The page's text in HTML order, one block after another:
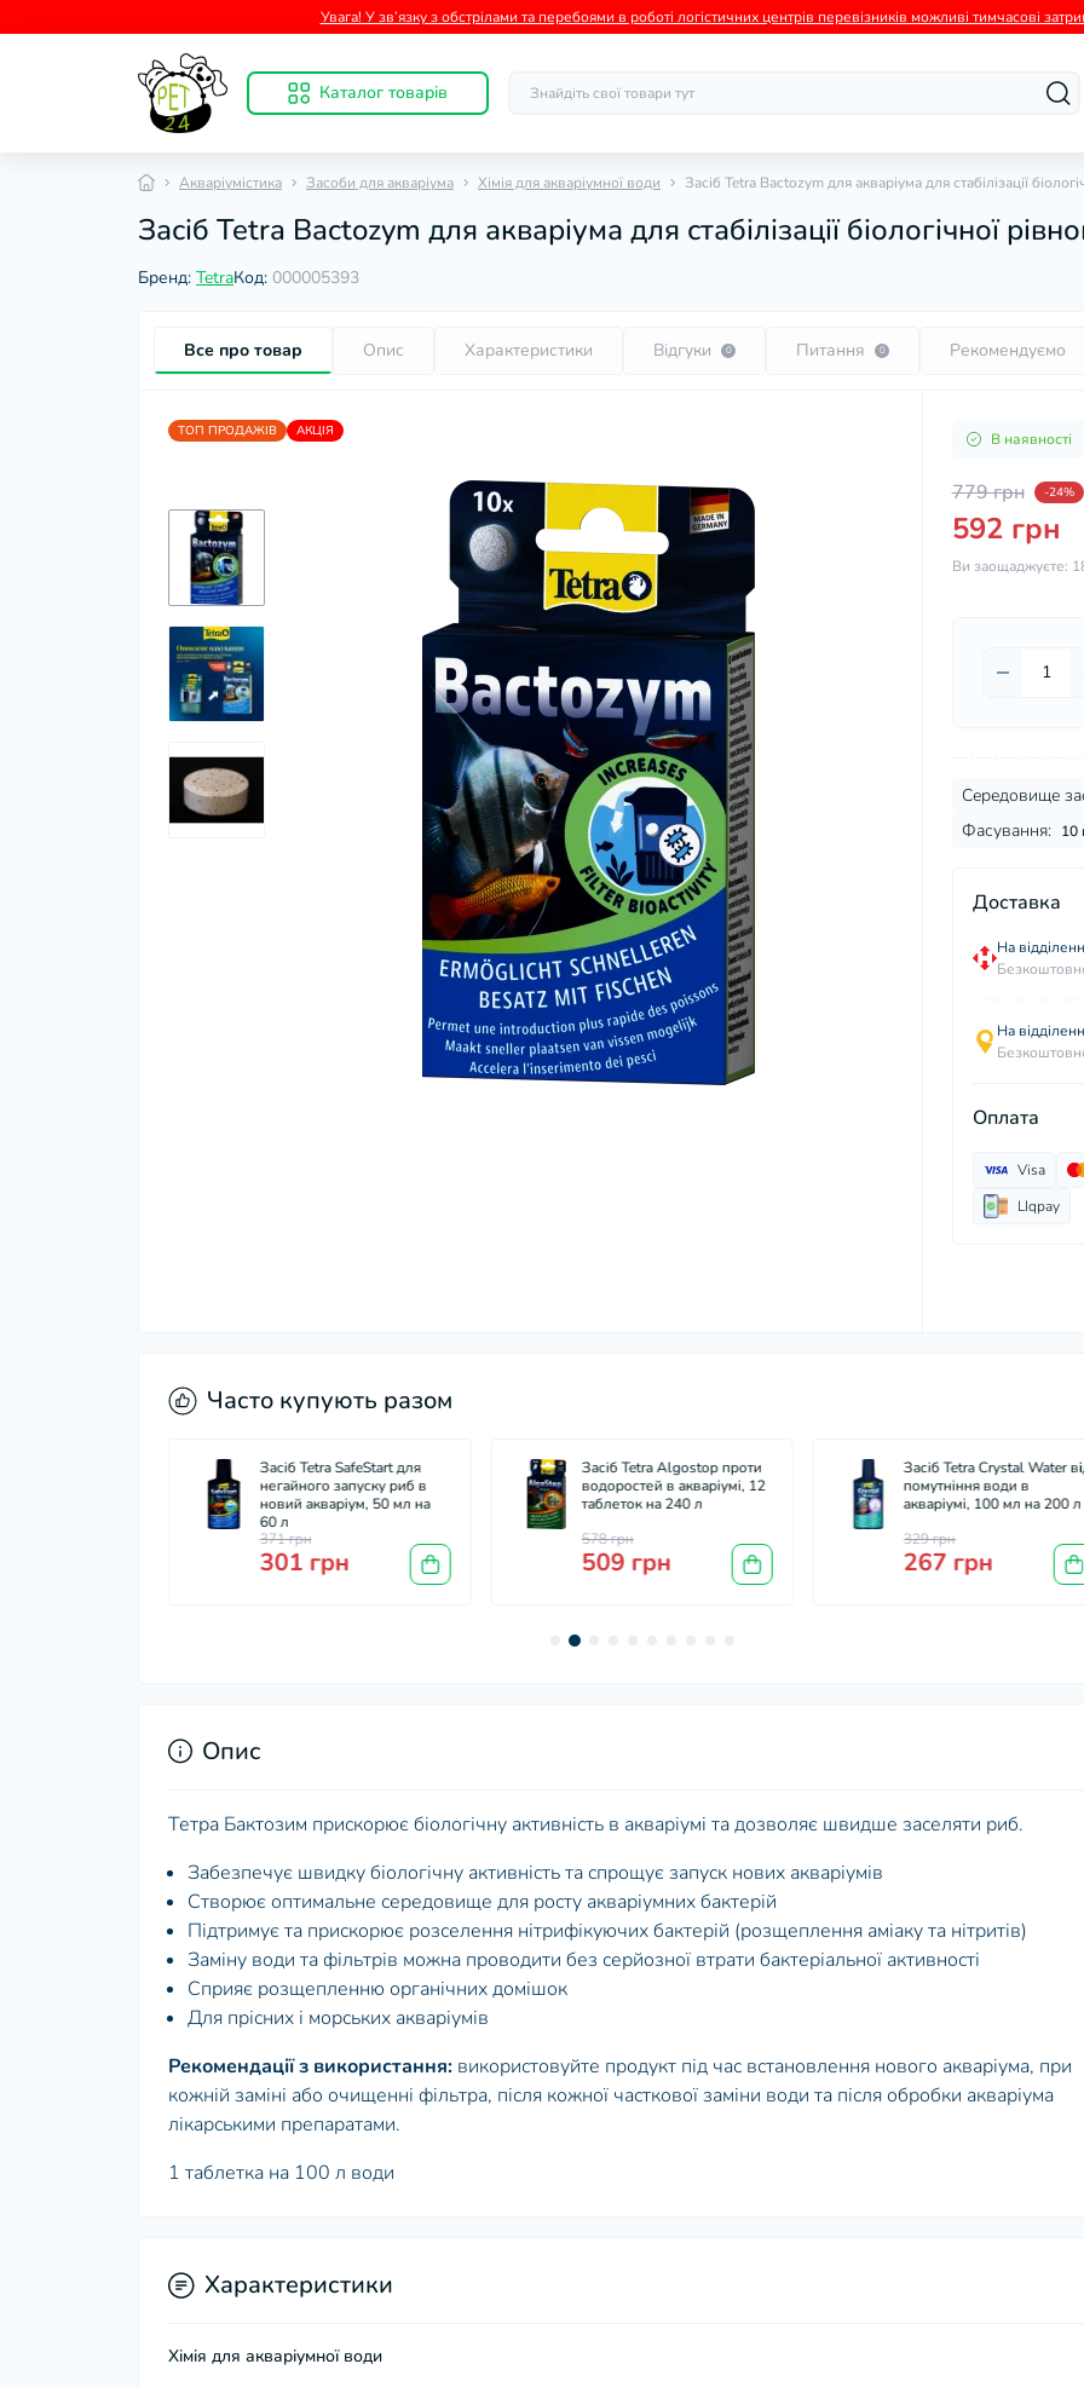
Увага! У зв’язку з обстрілами та перебоями в роботі логістичних центрів перевізників можливі тимчасові
Каталог товарів
Акваріумістика Засоби для акваріума Хімія для акваріумної води Засіб Tetra Bactozym для акваріума для стабілізації
Засіб Tetra Bactozym для акваріума для стабілізації біологічної
Бренд: TetraКод: 000005393
Все про товар Опис Характеристики Відгуки 0 Питання 0 Рекомендуємо
ТОП ПРОДАЖІВ АКЦІЯ В наявності
779 грн -24%
592 грн
Ви заощаджуєте:
Середовище
Фасування: 10
Доставка
На
На
Оплата
Visa
LIqpay
Часто купують разом
Засіб Tetra SafeStart для
негайного запуску риб в
новий акваріум, 50 мл на
60 л
371 грн
301 грн
Засіб Tetra Algostop проти
водоростей в акваріумі, 12
таблеток на 240 л
578 грн
509 грн
Засіб Tetra Crystal Water
помутніння води в
акваріумі, 100 мл на 200 л
329 грн
267 грн
Опис
Тетра Бактозим прискорює біологічну активність в акваріумі та дозволяє швидше заселяти риб.
Забезпечує швидку біологічну активність та спрощує запуск нових акваріумів
Створює оптимальне середовище для росту акваріумних бактерій
Підтримує та прискорює розселення нітрифікуючих бактерій (розщеплення аміаку та нітритів)
Заміну води та фільтрів можна проводити без серйозної втрати бактеріальної активності
Сприяє розщепленню органічних домішок
Для прісних і морських акваріумів
Рекомендації з використання: використовуйте продукт під час встановлення нового акваріума, при
кожній заміні або очищенні фільтра, після кожної часткової заміни води та після обробки акваріума
лікарськими препаратами.
1 таблетка на 100 л води
Характеристики
Хімія для акваріумної води